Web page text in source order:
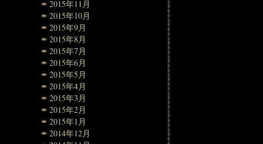
2015年11月
2015年10月
2015年9月
2015年8月
2015年7月
2015年6月
2015年5月
2015年4月
2015年3月
2015年2月
2015年1月
2014年12月